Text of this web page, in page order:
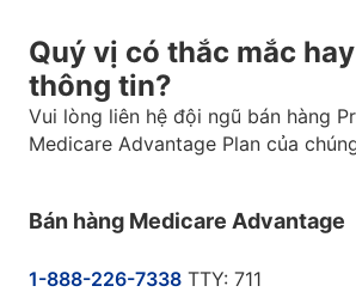
Quý vị có thắc mắc
thông tin?
Vui lòng liên hệ đội ngũ bán hàng
Medicare Advantage Plan của
Bán hàng Medicare Advantage
1-888-226-7338 TTY: 711